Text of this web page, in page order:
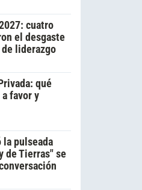
cuatro
el desgaste
liderazgo
qué
favor y
pulseada
de Tierras" se